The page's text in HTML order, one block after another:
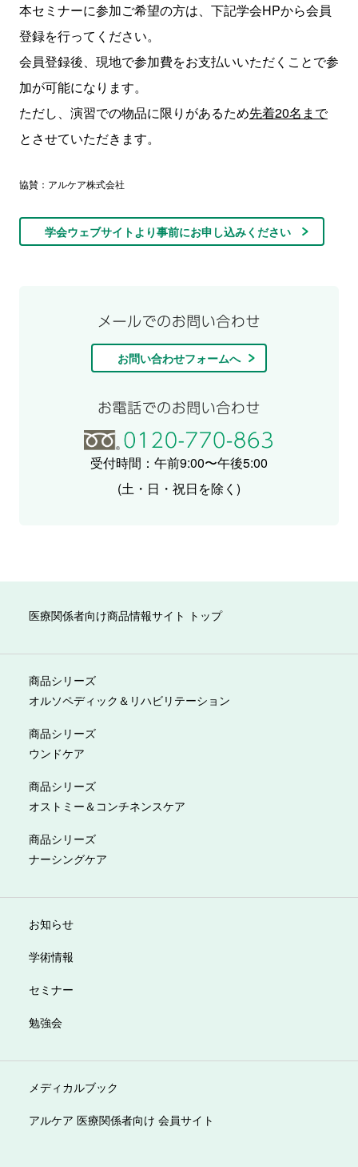
本セミナーに参加ご希望の方は、下記学会HPから会員
登録を行ってください。
会員登録後、現地で参加費をお支払いいただくことで参
加が可能になります。
ただし、演習での物品に限りがあるため先着20名まで
とさせていただきます。
協賛：アルケア株式会社
学会ウェブサイトより事前にお申し込みください
お問い合わせフォームへ
受付時間：午前9:00〜午後5:00
(土・日・祝日を除く)
医療関係者向け商品情報サイト トップ
商品シリーズ
オルソペディック＆リハビリテーション
商品シリーズ
ウンドケア
商品シリーズ
オストミー＆コンチネンスケア
商品シリーズ
ナーシングケア
お知らせ
学術情報
セミナー
勉強会
メディカルブック
アルケア 医療関係者向け 会員サイト